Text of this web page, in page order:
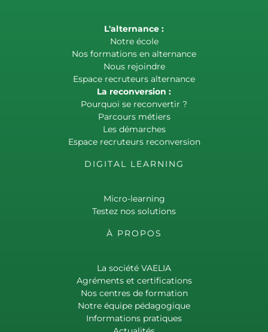
L'alternance :
Notre école
Nos formations en alternance
Nous rejoindre
Espace recruteurs alternance
La reconversion :
Pourquoi se reconvertir ?
Parcours métiers
Les démarches
Espace recruteurs reconversion
DIGITAL LEARNING
Micro-learning
Testez nos solutions
À PROPOS
La société VAELIA
Agréments et certifications
Nos centres de formation
Notre équipe pédagogique
Informations pratiques